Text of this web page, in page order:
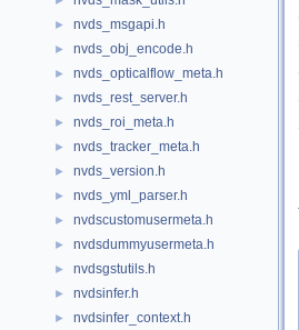
► nvds_msgapi.h
► nvds_obj_encode.h
► nvds_opticalflow_meta.h
► nvds_rest_server.h
► nvds_roi_meta.h
► nvds_tracker_meta.h
► nvds_version.h
► nvds_yml_parser.h
► nvdscustomusermeta.h
► nvdsdummyusermeta.h
► nvdsgstutils.h
► nvdsinfer.h
► nvdsinfer_context.h